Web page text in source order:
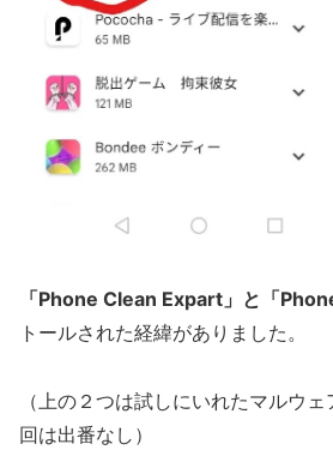
「Phone Clean Expart」と「
トールされた経緯がありました。
（上の２つは試しにいれたマルウ
回は出番なし）